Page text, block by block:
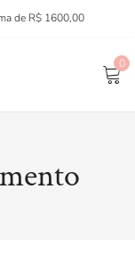
de R$ 1600,00
0